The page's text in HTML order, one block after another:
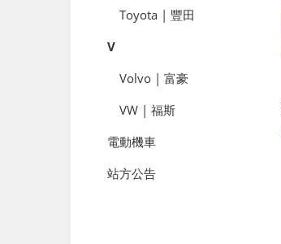
Toyota | 豐田
V
Volvo | 富豪
VW | 福斯
電動機車
站方公告